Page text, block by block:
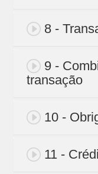
8 -
9 -
transação
10 -
11 -